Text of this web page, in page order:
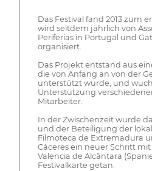
Das Festival fand 2013 zum
wird seitdem jährlich von
Periferias in Portugal und
organisiert.
Das Projekt entstand aus
die von Anfang an von der
unterstützt wurde, und
Unterstützung
Mitarbeiter.
In der Zwischenzeit wurde
und der Beteiligung der
Filmoteca de Extremadura
Cáceres ein neuer Schritt
Valencia de Alcântara
Festivalkarte getan.